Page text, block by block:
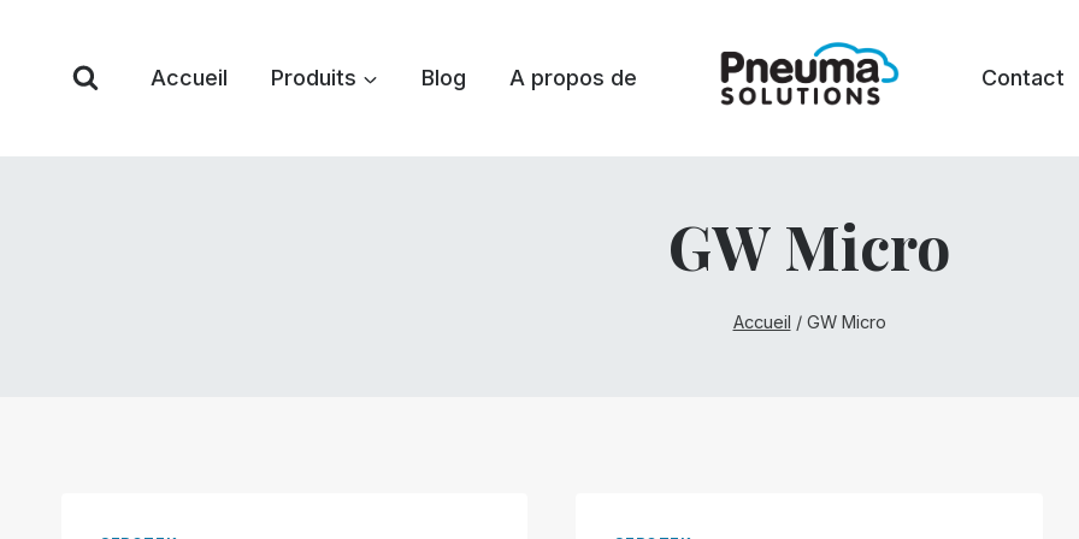
content
Accueil Produits Blog A propos de Contact
GW Micro
Accueil / GW Micro